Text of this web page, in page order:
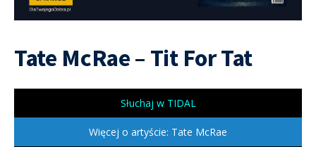
Tate McRae – Tit For Tat
Słuchaj w TIDAL
Więcej o artyście: Tate McRae